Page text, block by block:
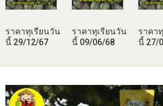
ราคาทุเรียนวัน
นี้ 29/12/67
ราคาทุเรียนวัน
นี้ 09/06/68
ราคา
นี้ 27/